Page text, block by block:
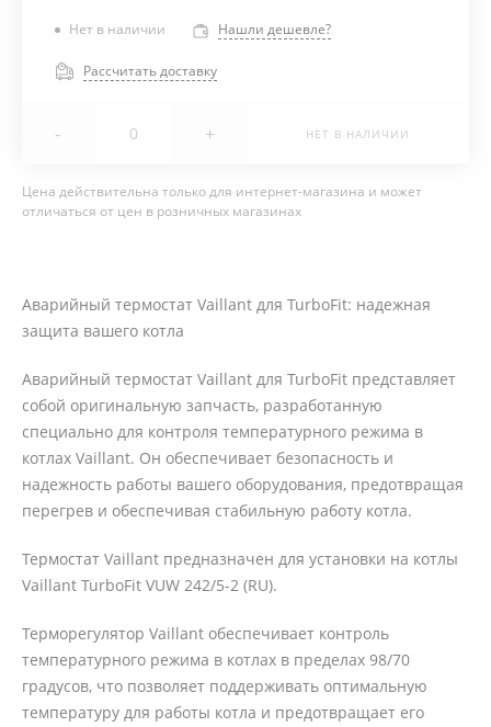
Нет в наличии Нашли дешевле?
Рассчитать доставку
- + НЕТ В НАЛИЧИИ
Цена действительна только для интернет-магазина и может
отличаться от цен в розничных магазинах
Аварийный термостат Vaillant для TurboFit: надежная
защита вашего котла
Аварийный термостат Vaillant для TurboFit представляет
собой оригинальную запчасть, разработанную
специально для контроля температурного режима в
котлах Vaillant. Он обеспечивает безопасность и
надежность работы вашего оборудования, предотвращая
перегрев и обеспечивая стабильную работу котла.
Термостат Vaillant предназначен для установки на котлы
Vaillant TurboFit VUW 242/5-2 (RU).
Терморегулятор Vaillant обеспечивает контроль
температурного режима в котлах в пределах 98/70
градусов, что позволяет поддерживать оптимальную
температуру для работы котла и предотвращает его